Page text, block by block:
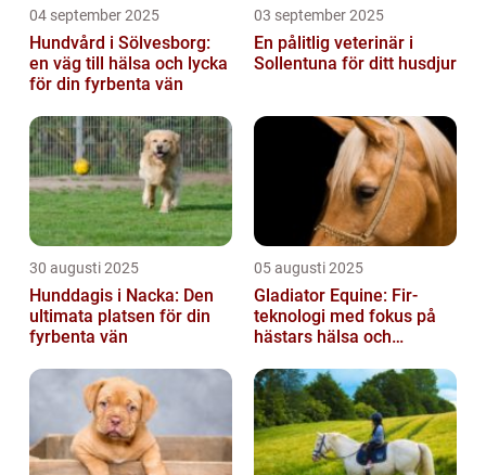
04 september 2025
Hundvård i Sölvesborg:
en väg till hälsa och lycka
för din fyrbenta vän
03 september 2025
En pålitlig veterinär i
Sollentuna för ditt husdjur
30 augusti 2025
Hunddagis i Nacka: Den
ultimata platsen för din
fyrbenta vän
05 augusti 2025
Gladiator Equine: Fir-
teknologi med fokus på
hästars hälsa och